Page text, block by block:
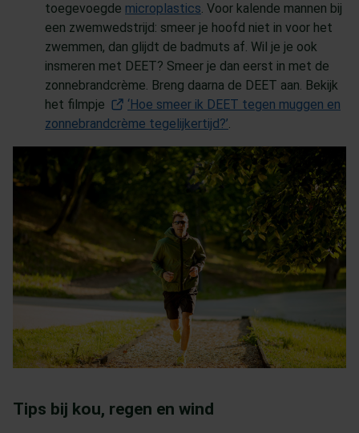
toegevoegde microplastics. Voor kalende mannen bij
een zwemwedstrijd: smeer je hoofd niet in voor het
zwemmen, dan glijdt de badmuts af. Wil je je ook
insmeren met DEET? Smeer je dan eerst in met de
zonnebrandcrème. Breng daarna de DEET aan. Bekijk
het filmpje
‘Hoe smeer ik DEET tegen muggen en
zonnebrandcrème tegelijkertijd?’(Opent in een nieuw
.
Tips bij kou, regen en wind